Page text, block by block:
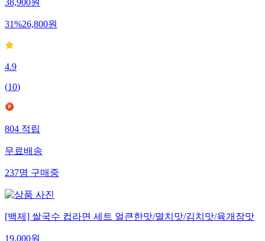
38,900원
31%26,800원
4.9
(10)
804적립
무료배송
237명구매중
[백제] 쌀국수 컵라면 세트 얼큰한맛/멸치맛/김치맛/육개장맛